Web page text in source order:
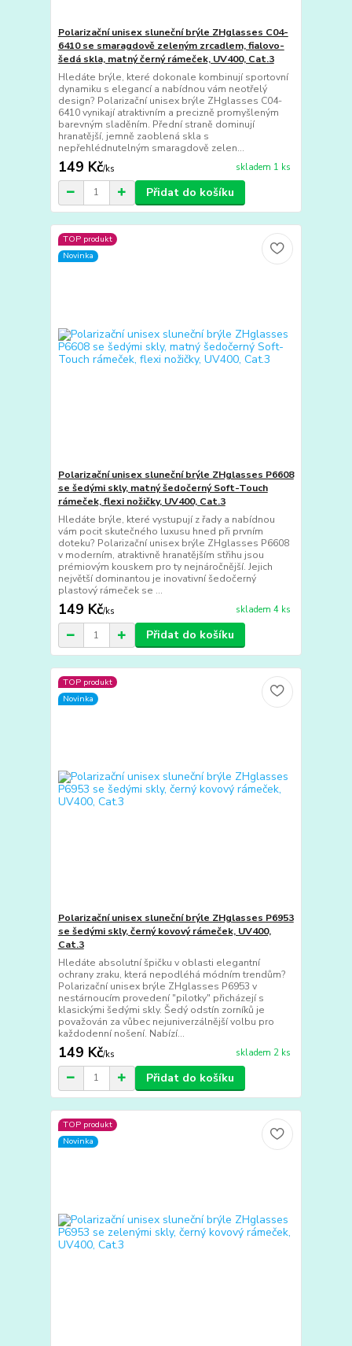
Polarizační unisex sluneční brýle ZHglasses C04-
6410 se smaragdově zeleným zrcadlem, fialovo-
šedá skla, matný černý rámeček, UV400, Cat.3
Hledáte brýle, které dokonale kombinují sportovní
dynamiku s elegancí a nabídnou vám neotřelý
design? Polarizační unisex brýle ZHglasses C04-
6410 vynikají atraktivním a precizně promyšleným
barevným sladěním. Přední straně dominují
hranatější, jemně zaoblená skla s
nepřehlédnutelným smaragdově zelen...
149 Kč/ks skladem 1 ks
Přidat do košíku
TOP produkt
Novinka
Polarizační unisex sluneční brýle ZHglasses P6608
se šedými skly, matný šedočerný Soft-Touch
rámeček, flexi nožičky, UV400, Cat.3
Hledáte brýle, které vystupují z řady a nabídnou
vám pocit skutečného luxusu hned při prvním
doteku? Polarizační unisex brýle ZHglasses P6608
v moderním, atraktivně hranatějším střihu jsou
prémiovým kouskem pro ty nejnáročnější. Jejich
největší dominantou je inovativní šedočerný
plastový rámeček se ...
149 Kč/ks skladem 4 ks
Přidat do košíku
TOP produkt
Novinka
Polarizační unisex sluneční brýle ZHglasses P6953
se šedými skly, černý kovový rámeček, UV400,
Cat.3
Hledáte absolutní špičku v oblasti elegantní
ochrany zraku, která nepodléhá módním trendům?
Polarizační unisex brýle ZHglasses P6953 v
nestárnoucím provedení "pilotky" přicházejí s
klasickými šedými skly. Šedý odstín zorníků je
považován za vůbec nejuniverzálnější volbu pro
každodenní nošení. Nabízí...
149 Kč/ks skladem 2 ks
Přidat do košíku
TOP produkt
Novinka